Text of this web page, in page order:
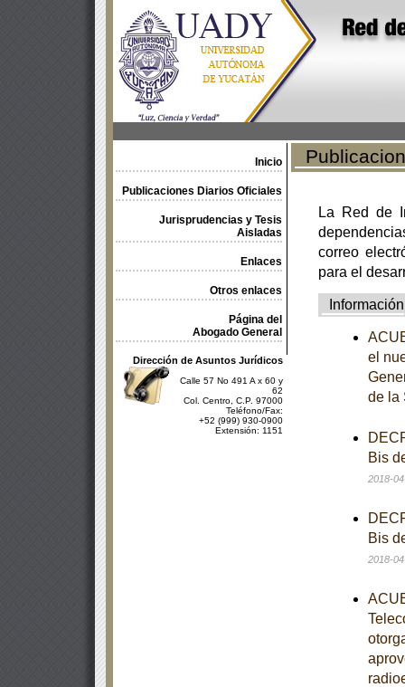
Inicio
Publicaciones Diarios Oficiales
Jurisprudencias y Tesis
Aisladas
Enlaces
Otros enlaces
Página del
Abogado General
Dirección de Asuntos Jurídicos
Calle 57 No 491 A x 60 y
62
Col. Centro, C.P. 97000
Teléfono/Fax:
+52 (999) 930-0900
Extensión: 1151
La Red de
correo
para el
Información
el
de la
Bis
2018-
Bis
2018-